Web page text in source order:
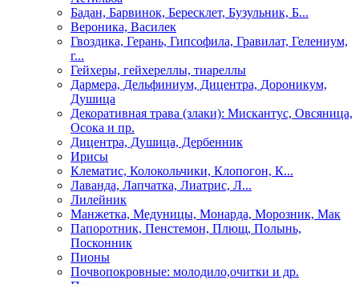
Бадан, Барвинок, Бересклет, Бузульник, Б...
Вероника, Василек
Гвоздика, Герань, Гипсофила, Гравилат, Гелениум,
г...
Гейхеры, гейхереллы, тиареллы
Дармера, Дельфиниум, Дицентра, Дороникум,
Душица
Декоративная трава (злаки): Мискантус, Овсяница,
Осока и пр.
Дицентра, Душица, Дербенник
Ирисы
Клематис, Колокольчики, Клопогон, К...
Лаванда, Лапчатка, Лиатрис, Л...
Лилейник
Манжетка, Медуницы, Монарда, Морозник, Мак
Папоротник, Пенстемон, Плющ, Полынь,
Посконник
Пионы
Почвопокровные: молодило,очитки и др.